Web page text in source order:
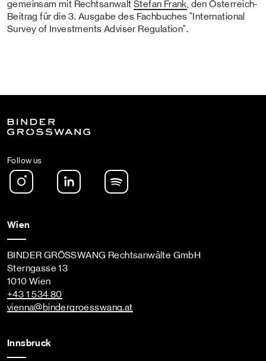
gemeinsam mit Rechtsanwalt Stefan Frank , den Österreich-
Beitrag für die 3. Ausgabe des Fachbuches "International
Survey of Investments Adviser Regulation".
Follow us
Instagram LinkedIn
Wien
BINDER GRÖSSWANG Rechtsanwälte GmbH
Sterngasse 13
1010 Wien
+43 1 534 80
vienna@bindergroesswang.at
Innsbruck